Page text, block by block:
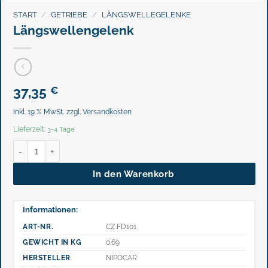
START / GETRIEBE / LÄNGSWELLEGELENKE
Längswellengelenk
37,35 €
inkl. 19 % MwSt. zzgl. Versandkosten
Lieferzeit: 3-4 Tage
In den Warenkorb
Informationen:
ART-NR.
CZ.FD101
GEWICHT IN KG
0.69
HERSTELLER
NIPOCAR